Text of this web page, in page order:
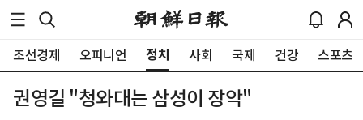
조선경제 오피니언 정치 사회 국제 건강 스포츠
권영길 "청와대는 삼성이 장악"